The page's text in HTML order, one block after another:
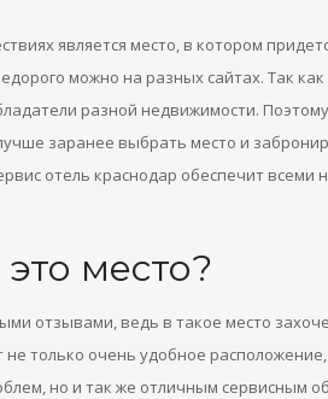
является место, в котором
можно на разных сайтах. Так как
разной недвижимости.
заранее выбрать место и
отель краснодар обеспечит всеми
место?
отзывами, ведь в такое место
только очень удобное
но и так же отличным сервисным